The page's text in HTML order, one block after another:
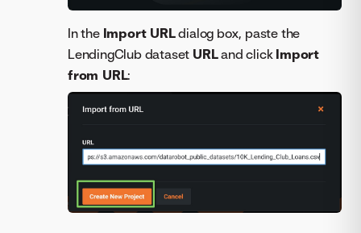
In the Import URLdialog box, paste the
LendingClub dataset URLand click Import
from URL: